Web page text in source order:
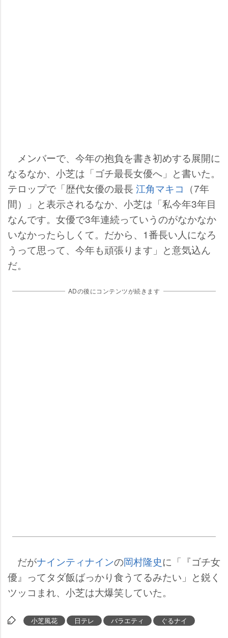
メンバーで、今年の抱負を書き初めする展開に
なるなか、小芝は「ゴチ最長女優へ」と書いた。
テロップで「歴代女優の最長江角マキコ （7年
間）」と表示されるなか、小芝は「私今年3年目
なんです。女優で3年連続っていうのがなかなか
いなかったらしくて。だから、1番長い人になろ
うって思って、今年も頑張ります」と意気込ん
だ。
ADの後にコンテンツが続きます
だがナインティナインの岡村隆史に「『ゴチ女
優』ってタダ飯ばっかり食うてるみたい」と鋭く
ツッコまれ、小芝は大爆笑していた。
小芝風花 日テレ バラエティ ぐるナイ